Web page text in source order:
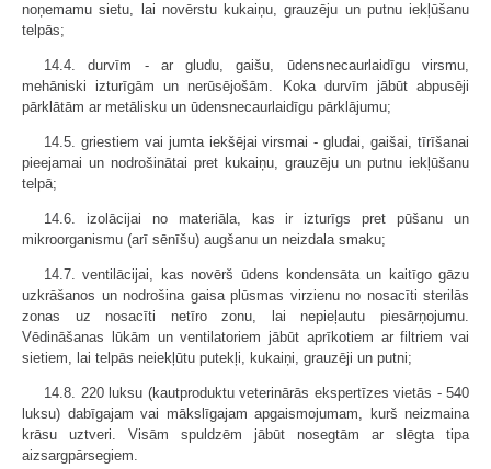
noņemamu sietu, lai novērstu kukaiņu, grauzēju un putnu iekļūšanu
telpās;
14.4. durvīm - ar gludu, gaišu, ūdensnecaurlaidīgu virsmu,
mehāniski izturīgām un nerūsējošām. Koka durvīm jābūt abpusēji
pārklātām ar metālisku un ūdensnecaurlaidīgu pārklājumu;
14.5. griestiem vai jumta iekšējai virsmai - gludai, gaišai, tīrīšanai
pieejamai un nodrošinātai pret kukaiņu, grauzēju un putnu iekļūšanu
telpā;
14.6. izolācijai no materiāla, kas ir izturīgs pret pūšanu un
mikroorganismu (arī sēnīšu) augšanu un neizdala smaku;
14.7. ventilācijai, kas novērš ūdens kondensāta un kaitīgo gāzu
uzkrāšanos un nodrošina gaisa plūsmas virzienu no nosacīti sterilās
zonas uz nosacīti netīro zonu, lai nepieļautu piesārņojumu.
Vēdināšanas lūkām un ventilatoriem jābūt aprīkotiem ar filtriem vai
sietiem, lai telpās neiekļūtu putekļi, kukaiņi, grauzēji un putni;
14.8. 220 luksu (kautproduktu veterinārās ekspertīzes vietās - 540
luksu) dabīgajam vai mākslīgajam apgaismojumam, kurš neizmaina
krāsu uztveri. Visām spuldzēm jābūt nosegtām ar slēgta tipa
aizsargpārsegiem.